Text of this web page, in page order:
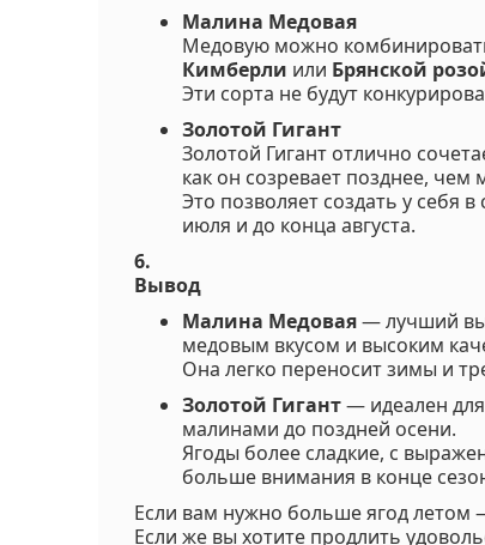
Малина Медовая
Медовую можно
Кимберли или Брянской
Эти сорта не будут
Золотой Гигант
Золотой Гигант отлично
как он созревает позднее, чем
Это позволяет создать у себя
июля и до конца августа.
6.
Вывод
Малина Медовая— лучший
медовым вкусом и высоким
Она легко переносит зимы и
Золотой Гигант— идеален для
малинами до поздней осени.
Ягоды более сладкие, с
больше внимания в конце
Если вам нужно больше ягод летом
Если же вы хотите продлить